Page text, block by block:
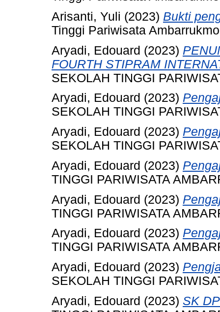
Arisanti, Yuli (2023) Bukti
Tinggi Pariwisata
Aryadi, Edouard (2023)
FOURTH STIPRAM
SEKOLAH TINGGI
Aryadi, Edouard (2023)
SEKOLAH TINGGI
Aryadi, Edouard (2023)
SEKOLAH TINGGI
Aryadi, Edouard (2023)
TINGGI PARIWISATA
Aryadi, Edouard (2023)
TINGGI PARIWISATA
Aryadi, Edouard (2023)
TINGGI PARIWISATA
Aryadi, Edouard (2023)
SEKOLAH TINGGI
Aryadi, Edouard (2023) SK